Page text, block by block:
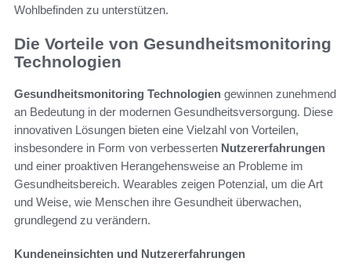
Wohlbefinden zu unterstützen.
Die Vorteile von Gesundheitsmonitoring
Technologien
Gesundheitsmonitoring Technologien gewinnen zunehmend
an Bedeutung in der modernen Gesundheitsversorgung. Diese
innovativen Lösungen bieten eine Vielzahl von Vorteilen,
insbesondere in Form von verbesserten Nutzererfahrungen
und einer proaktiven Herangehensweise an Probleme im
Gesundheitsbereich. Wearables zeigen Potenzial, um die Art
und Weise, wie Menschen ihre Gesundheit überwachen,
grundlegend zu verändern.
Kundeneinsichten und Nutzererfahrungen